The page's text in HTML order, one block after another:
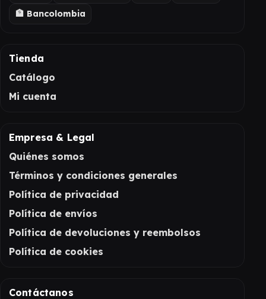
🏦 Bancolombia
Tienda
Catálogo
Mi cuenta
Empresa & Legal
Quiénes somos
Términos y condiciones generales
Política de privacidad
Política de envíos
Política de devoluciones y reembolsos
Política de cookies
Contáctanos